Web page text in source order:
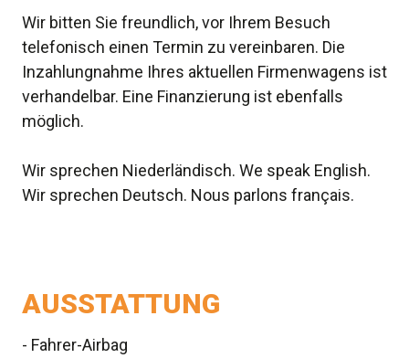
Wir bitten Sie freundlich, vor Ihrem Besuch
telefonisch einen Termin zu vereinbaren. Die
Inzahlungnahme Ihres aktuellen Firmenwagens ist
verhandelbar. Eine Finanzierung ist ebenfalls
möglich.
Wir sprechen Niederländisch. We speak English.
Wir sprechen Deutsch. Nous parlons français.
AUSSTATTUNG
- Fahrer-Airbag